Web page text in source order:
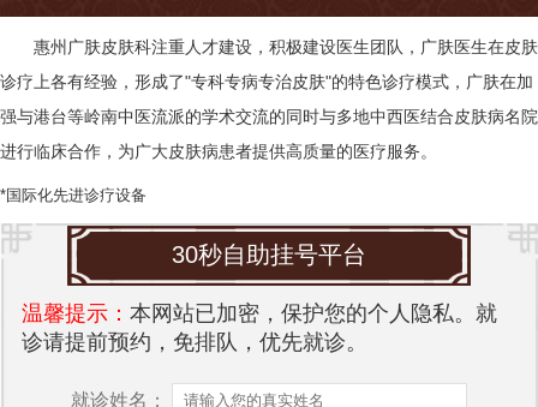
惠州广肤皮肤科注重人才建设，积极建设医生团队，广肤医生在皮肤
诊疗上各有经验，形成了"专科专病专治皮肤"的特色诊疗模式，广肤在加
强与港台等岭南中医流派的学术交流的同时与多地中西医结合皮肤病名院
进行临床合作，为广大皮肤病患者提供高质量的医疗服务。
*国际化先进诊疗设备
30秒自助挂号平台
温馨提示： 本网站已加密，保护您的个人隐私。就
诊请提前预约，免排队，优先就诊。
就诊姓名：